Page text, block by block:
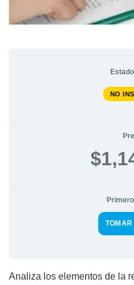
NO
Analiza los elementos de la